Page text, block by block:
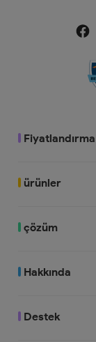
Fiyatlandırma
ürünler
çözüm
Hakkında
Destek